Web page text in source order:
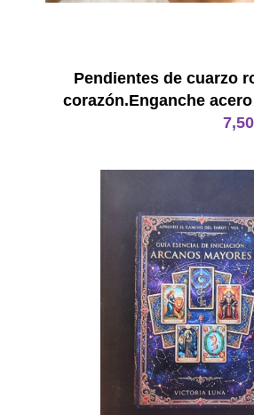
Pendientes de cuarzo
corazón.Enganche
7,50